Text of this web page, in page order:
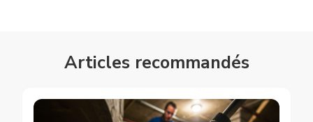
Articles recommandés